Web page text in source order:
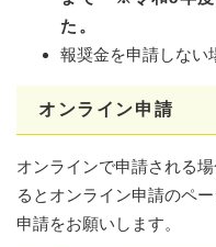
た。
報奨金を申請しない
オンライン申請
オンラインで申請される
るとオンライン申請のペ
申請をお願いします。